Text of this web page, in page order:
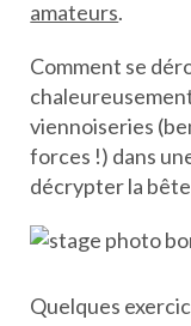
amateurs.
Comment se
viennoiseries
forces !) dans
décrypter la
Quelques